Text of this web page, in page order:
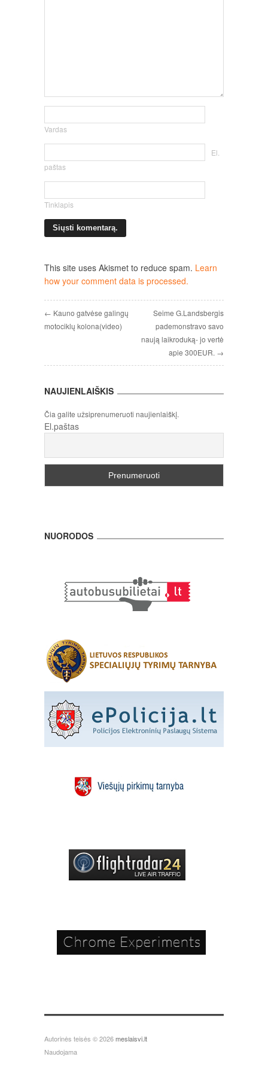
Vardas
El.
paštas
Tinklapis
This site uses Akismet to reduce spam. Learn
how your comment data is processed.
← Kauno gatvėse galingų
motociklų kolona(video)
Seime G.Landsbergis
pademonstravo savo
naują laikroduką- jo vertė
apie 300EUR. →
NAUJIENLAIŠKIS
Čia galite užsiprenumeruoti naujienlaiškį.
El.paštas
NUORODOS
Autorinės teisės © 2026meslaisvi.lt
Naudojama